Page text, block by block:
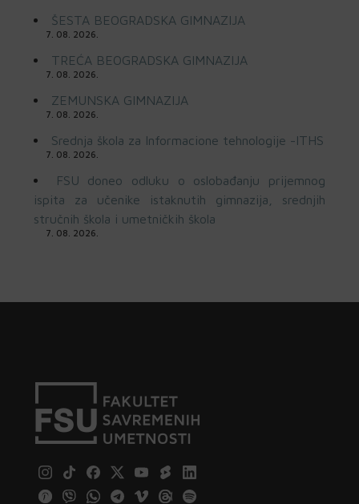
ŠESTA BEOGRADSKA GIMNAZIJA
7. 08. 2026.
TREĆA BEOGRADSKA GIMNAZIJA
7. 08. 2026.
ZEMUNSKA GIMNAZIJA
7. 08. 2026.
Srednja škola za Informacione tehnologije -ITHS
7. 08. 2026.
FSU doneo odluku o oslobađanju prijemnog
ispita za učenike istaknutih gimnazija, srednjih
stručnih škola i umetničkih škola
7. 08. 2026.